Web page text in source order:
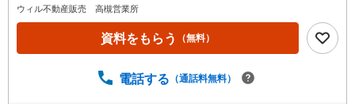
ウィル不動産販売 高槻営業所
資料をもらう （無料）
電話する （通話料無料）